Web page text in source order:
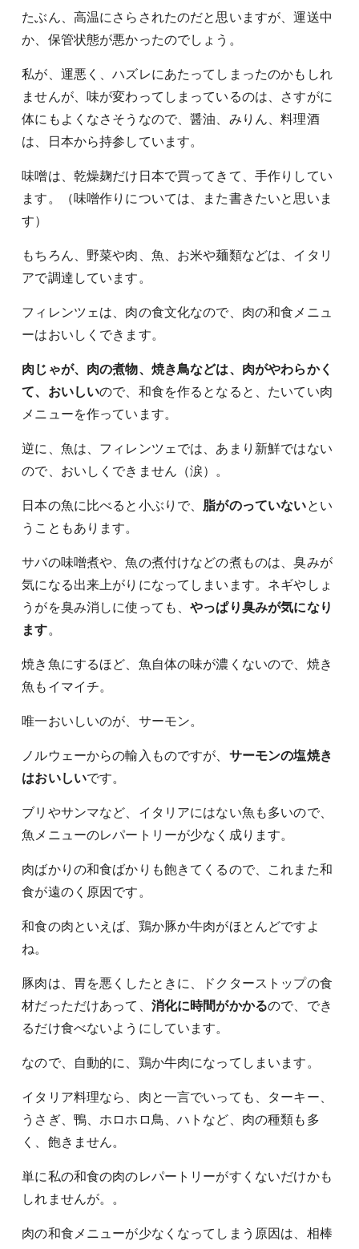
たぶん、高温にさらされたのだと思いますが、運送中
か、保管状態が悪かったのでしょう。
私が、運悪く、ハズレにあたってしまったのかもしれ
ませんが、味が変わってしまっているのは、さすがに
体にもよくなさそうなので、醤油、みりん、料理酒
は、日本から持参しています。
味噌は、乾燥麹だけ日本で買ってきて、手作りしてい
ます。（味噌作りについては、また書きたいと思いま
す）
もちろん、野菜や肉、魚、お米や麺類などは、イタリ
アで調達しています。
フィレンツェは、肉の食文化なので、肉の和食メニュ
ーはおいしくできます。
肉じゃが、肉の煮物、焼き鳥などは、肉がやわらかく
て、おいしいので、和食を作るとなると、たいてい肉
メニューを作っています。
逆に、魚は、フィレンツェでは、あまり新鮮ではない
ので、おいしくできません（涙）。
日本の魚に比べると小ぶりで、脂がのっていないとい
うこともあります。
サバの味噌煮や、魚の煮付けなどの煮ものは、臭みが
気になる出来上がりになってしまいます。ネギやしょ
うがを臭み消しに使っても、やっぱり臭みが気になり
ます。
焼き魚にするほど、魚自体の味が濃くないので、焼き
魚もイマイチ。
唯一おいしいのが、サーモン。
ノルウェーからの輸入ものですが、 サーモンの塩焼き
はおいしいです。
ブリやサンマなど、イタリアにはない魚も多いので、
魚メニューのレパートリーが少なく成ります。
肉ばかりの和食ばかりも飽きてくるので、これまた和
食が遠のく原因です。
和食の肉といえば、鶏か豚か牛肉がほとんどですよ
ね。
豚肉は、胃を悪くしたときに、ドクターストップの食
材だっただけあって、 消化に時間がかかるので、でき
るだけ食べないようにしています。
なので、自動的に、鶏か牛肉になってしまいます。
イタリア料理なら、肉と一言でいっても、ターキー、
うさぎ、鴨、ホロホロ鳥、ハトなど、肉の種類も多
く、飽きません。
単に私の和食の肉のレパートリーがすくないだけかも
しれませんが。。
肉の和食メニューが少なくなってしまう原因は、相棒